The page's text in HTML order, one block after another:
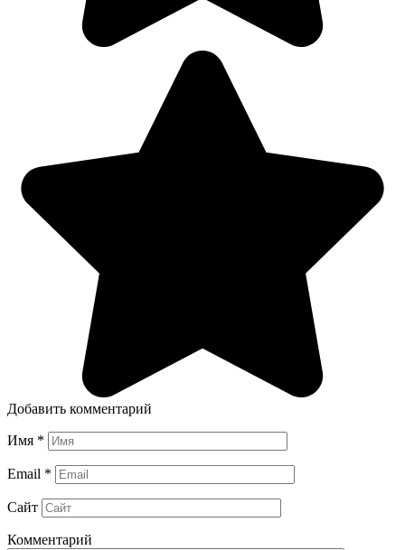
Добавить комментарий
Имя *
Email *
Сайт
Комментарий